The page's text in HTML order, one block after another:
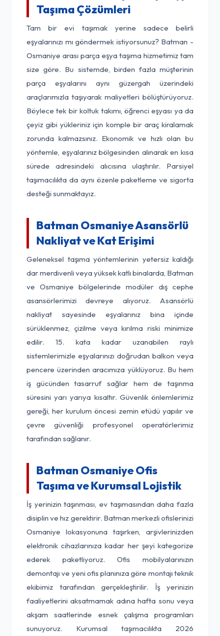
Taşıma Çözümleri
Tam bir evi taşımak yerine sadece belirli
eşyalarınızı mı göndermek istiyorsunuz? Batman -
Osmaniye arası parça eşya taşıma hizmetimiz tam
size göre. Bu sistemde, birden fazla müşterinin
parça eşyalarını aynı güzergah üzerindeki
araçlarımızla taşıyarak maliyetleri bölüştürüyoruz.
Böylece tek bir koltuk takımı, öğrenci eşyası ya da
çeyiz gibi yükleriniz için komple bir araç kiralamak
zorunda kalmazsınız. Ekonomik ve hızlı olan bu
yöntemle, eşyalarınız bölgesinden alınarak en kısa
sürede adresindeki alıcısına ulaştırılır. Parsiyel
taşımacılıkta da aynı özenle paketleme ve sigorta
desteği sunmaktayız.
Batman Osmaniye Asansörlü
Nakliyat ve Kat Erişimi
Geleneksel taşıma yöntemlerinin yetersiz kaldığı
dar merdivenli veya yüksek katlı binalarda, Batman
ve Osmaniye bölgelerinde modüler dış cephe
asansörlerimizi devreye alıyoruz. Asansörlü
nakliyat sayesinde eşyalarınız bina içinde
sürüklenmez, çizilme veya kırılma riski minimize
edilir. 15. kata kadar uzanabilen raylı
sistemlerimizle eşyalarınızı doğrudan balkon veya
pencere üzerinden aracımıza yüklüyoruz. Bu hem
iş gücünden tasarruf sağlar hem de taşınma
süresini yarı yarıya kısaltır. Güvenlik önlemlerimiz
gereği, her kurulum öncesi zemin etüdü yapılır ve
çevre güvenliği profesyonel operatörlerimiz
tarafından sağlanır.
Batman Osmaniye Ofis
Taşıma ve Kurumsal Lojistik
İş yerinizin taşınması, ev taşımasından daha fazla
disiplin ve hız gerektirir. Batman merkezli ofislerinizi
Osmaniye lokasyonuna taşırken, arşivlerinizden
elektronik cihazlarınıza kadar her şeyi kategorize
ederek paketliyoruz. Ofis mobilyalarınızın
demontajı ve yeni ofis planınıza göre montajı teknik
ekibimiz tarafından gerçekleştirilir. İş yerinizin
faaliyetlerini aksatmamak adına hafta sonu veya
akşam saatlerinde esnek çalışma programları
sunuyoruz. Kurumsal taşımacılıkta 2026